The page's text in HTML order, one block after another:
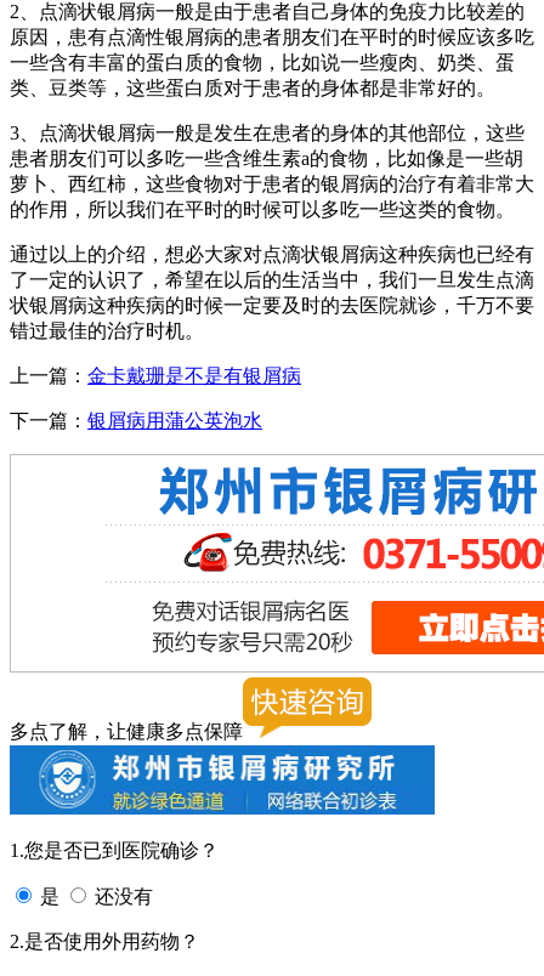
2、点滴状银屑病一般是由于患者自己身体的免疫力比较差的
原因，患有点滴性银屑病的患者朋友们在平时的时候应该多吃
一些含有丰富的蛋白质的食物，比如说一些瘦肉、奶类、蛋
类、豆类等，这些蛋白质对于患者的身体都是非常好的。
3、点滴状银屑病一般是发生在患者的身体的其他部位，这些
患者朋友们可以多吃一些含维生素a的食物，比如像是一些胡
萝卜、西红柿，这些食物对于患者的银屑病的治疗有着非常大
的作用，所以我们在平时的时候可以多吃一些这类的食物。
通过以上的介绍，想必大家对点滴状银屑病这种疾病也已经有
了一定的认识了，希望在以后的生活当中，我们一旦发生点滴
状银屑病这种疾病的时候一定要及时的去医院就诊，千万不要
错过最佳的治疗时机。
上一篇： 金卡戴珊是不是有银屑病
下一篇： 银屑病用蒲公英泡水
多点了解，让健康多点保障
1.您是否已到医院确诊？
是 还没有
2.是否使用外用药物？